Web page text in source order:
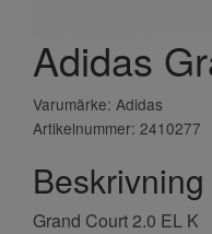
Adidas
Varumärke: Adidas
Artikelnummer: 2410277
Beskrivning
Grand Court 2.0 EL K